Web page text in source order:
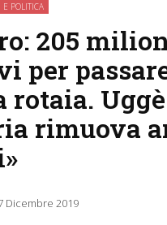
E POLITICA
205
per
rotaia.
rimuova
Dicembre 2019